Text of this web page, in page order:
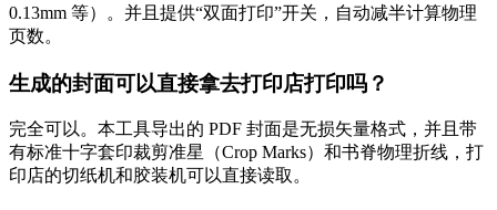
0.13mm 等）。并且提供“双面打印”开关，自动减半计算物理
页数。
生成的封面可以直接拿去打印店打印吗？
完全可以。本工具导出的 PDF 封面是无损矢量格式，并且带
有标准十字套印裁剪准星（Crop Marks）和书脊物理折线，打
印店的切纸机和胶装机可以直接读取。